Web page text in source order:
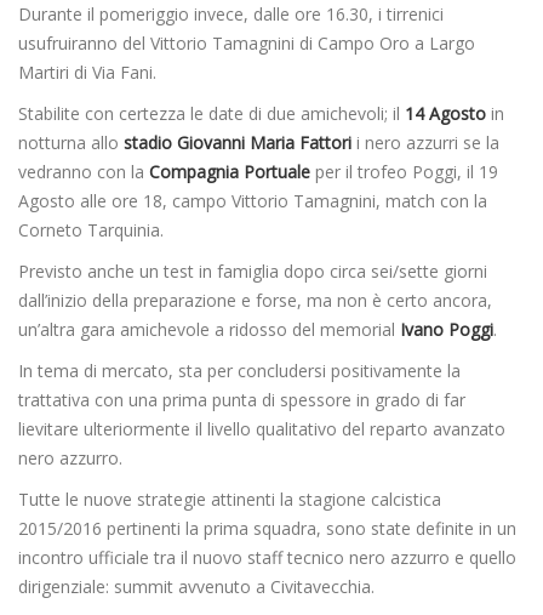
Durante il pomeriggio invece, dalle ore 16.30, i tirrenici
usufruiranno del Vittorio Tamagnini di Campo Oro a Largo
Martiri di Via Fani.
Stabilite con certezza le date di due amichevoli; il 14 Agosto in
notturna allo stadio Giovanni Maria Fattori i nero azzurri se la
vedranno con la Compagnia Portuale per il trofeo Poggi, il 19
Agosto alle ore 18, campo Vittorio Tamagnini, match con la
Corneto Tarquinia.
Previsto anche un test in famiglia dopo circa sei/sette giorni
dall’inizio della preparazione e forse, ma non è certo ancora,
un’altra gara amichevole a ridosso del memorial Ivano Poggi.
In tema di mercato, sta per concludersi positivamente la
trattativa con una prima punta di spessore in grado di far
lievitare ulteriormente il livello qualitativo del reparto avanzato
nero azzurro.
Tutte le nuove strategie attinenti la stagione calcistica
2015/2016 pertinenti la prima squadra, sono state definite in un
incontro ufficiale tra il nuovo staff tecnico nero azzurro e quello
dirigenziale: summit avvenuto a Civitavecchia.